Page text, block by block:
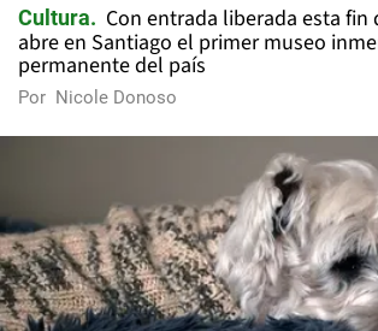
Cultura
Con entrada liberada esta fin
abre en Santiago el primer museo
permanente del país
Por Nicole Donoso